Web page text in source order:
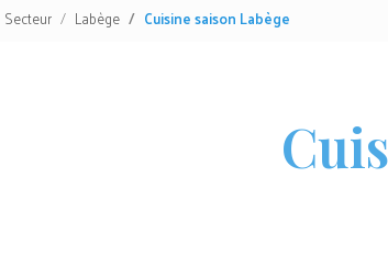
Secteur Labège Cuisine saison Labège